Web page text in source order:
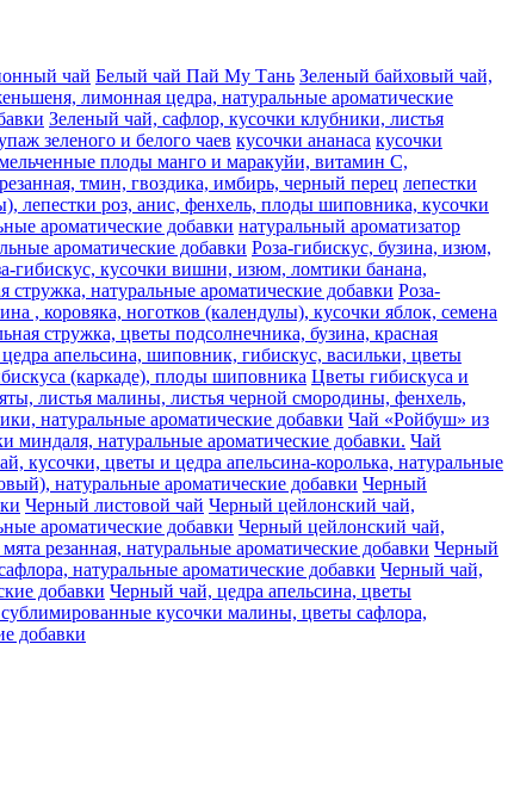
чай Белый чай Пай Му Тань Зеленый байховый чай,
лимонная цедра, натуральные ароматические
Зеленый чай, сафлор, кусочки клубники, листья
зеленого и белого чаев кусочки ананаса кусочки
плоды манго и маракуйи, витамин С,
тмин, гвоздика, имбирь, черный перец лепестки
лепестки роз, анис, фенхель, плоды шиповника, кусочки
ароматические добавки натуральный ароматизатор
ароматические добавки Роза-гибискус, бузина, изюм,
гибискус, кусочки вишни, изюм, ломтики банана,
стружка, натуральные ароматические добавки Роза-
, коровяка, ноготков (календулы), кусочки яблок, семена
стружка, цветы подсолнечника, бузина, красная
апельсина, шиповник, гибискус, васильки, цветы
(каркаде), плоды шиповника Цветы гибискуса и
листья малины, листья черной смородины, фенхель,
натуральные ароматические добавки Чай «Ройбуш» из
миндаля, натуральные ароматические добавки. Чай
кусочки, цветы и цедра апельсина-королька, натуральные
натуральные ароматические добавки Черный
Черный листовой чай Черный цейлонский чай,
ароматические добавки Черный цейлонский чай,
резанная, натуральные ароматические добавки Черный
натуральные ароматические добавки Черный чай,
добавки Черный чай, цедра апельсина, цветы
кусочки малины, цветы сафлора,
добавки